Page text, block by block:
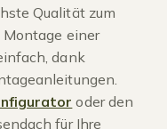
Qualität zum
einer
dank
oder den
für Ihre